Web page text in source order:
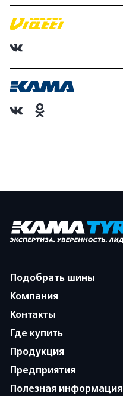
Подобрать шины
Компания
Контакты
Где купить
Продукция
Предприятия
Полезная информация